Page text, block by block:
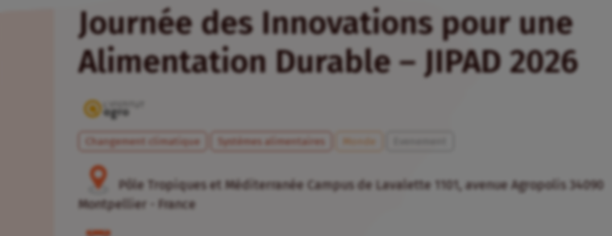
Journée des Innovations pour une
Alimentation Durable – JIPAD 2026
Changement climatique Systèmes alimentaires Monde
Pôle Tropiques et Méditerranée Campus de Lavalette 1101, avenue Agropolis 34090
Montpellier - France